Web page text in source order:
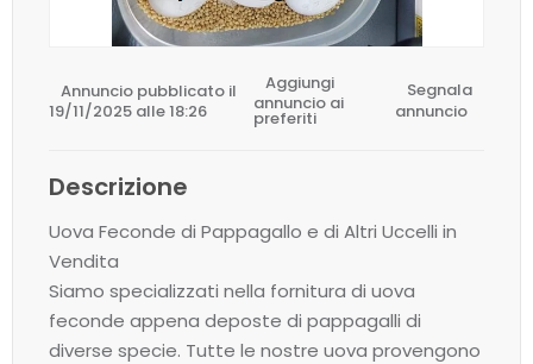
Annuncio pubblicato il
19/11/2025 alle 18:26
Aggiungi
annuncio ai
preferiti
Segnala
annuncio
Descrizione
Uova Feconde di Pappagallo e di Altri Uccelli in
Vendita
Siamo specializzati nella fornitura di uova
feconde appena deposte di pappagalli di
diverse specie. Tutte le nostre uova provengono